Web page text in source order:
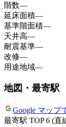
階数—
延床面積—
基準階面積—
天井高—
耐震基準—
改修—
用途地域—
地図・最寄駅
Google マップ
最寄駅 TOP 6 (直